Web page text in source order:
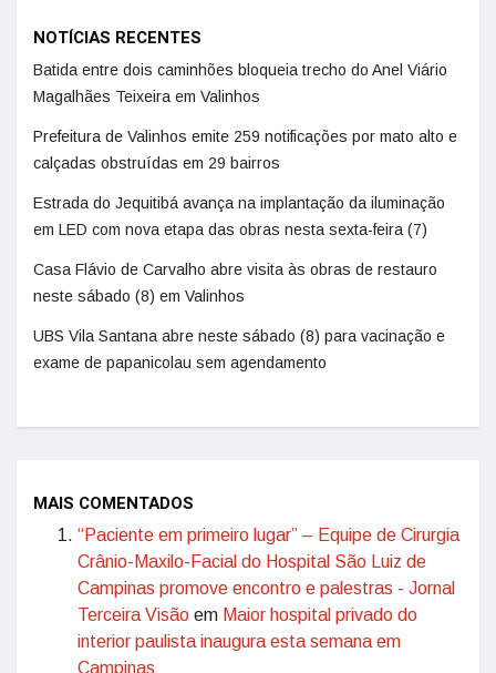
NOTÍCIAS RECENTES
Batida entre dois caminhões bloqueia trecho do Anel Viário
Magalhães Teixeira em Valinhos
Prefeitura de Valinhos emite 259 notificações por mato alto e
calçadas obstruídas em 29 bairros
Estrada do Jequitibá avança na implantação da iluminação
em LED com nova etapa das obras nesta sexta-feira (7)
Casa Flávio de Carvalho abre visita às obras de restauro
neste sábado (8) em Valinhos
UBS Vila Santana abre neste sábado (8) para vacinação e
exame de papanicolau sem agendamento
MAIS COMENTADOS
“Paciente em primeiro lugar” – Equipe de Cirurgia
Crânio-Maxilo-Facial do Hospital São Luiz de
Campinas promove encontro e palestras - Jornal
Terceira Visão em Maior hospital privado do
interior paulista inaugura esta semana em
Campinas